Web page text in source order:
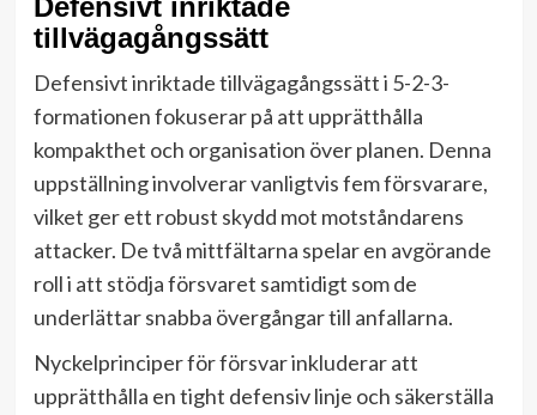
Defensivt inriktade
tillvägagångssätt
Defensivt inriktade tillvägagångssätt i 5-2-3-
formationen fokuserar på att upprätthålla
kompakthet och organisation över planen. Denna
uppställning involverar vanligtvis fem försvarare,
vilket ger ett robust skydd mot motståndarens
attacker. De två mittfältarna spelar en avgörande
roll i att stödja försvaret samtidigt som de
underlättar snabba övergångar till anfallarna.
Nyckelprinciper för försvar inkluderar att
upprätthålla en tight defensiv linje och säkerställa